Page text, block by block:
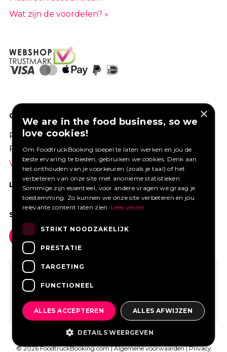
Wat zijn de voordelen? »
GOED VERZEKERD ONDERNEMEN?
Profiteer van een aantrekkelijke premie via
Foodtruckbooking.
Vraag een offerte aan.
LIKE ONS OP FACEBOOK
SOCIAL MEDIA
© 2026 FoodtruckBooking.com |Algemene voorwaarden|Privacy
×
We are in the food business, so we
love cookies!
Om FoodtruckBooking soepel te laten werken en jou de
beste ervaring te bieden, gebruiken we cookies. Denk aan
het onthouden van je voorkeuren (zoals je taal) of het
verbeteren van onze site met anonieme statistieken.
Sommige zijn essentieel, voor andere vragen we graag je
toestemming. Zo kunnen we onze site verbeteren en jou
relevante content laten zien. Lees verder
STRIKT NOODZAKELIJK
PRESTATIE
TARGETING
FUNCTIONEEL
ALLES ACCEPTEREN ALLES AFWIJZEN
DETAILS WEERGEVEN